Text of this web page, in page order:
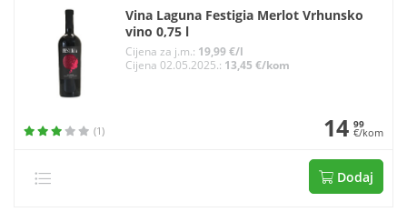
Vina Laguna Festigia Merlot Vrhunsko
vino 0,75 l
Cijena za j.m.: 19,99 €/l
Cijena 02.05.2025.: 13,45 €/kom
(1) 14 99
€/kom
Dodaj